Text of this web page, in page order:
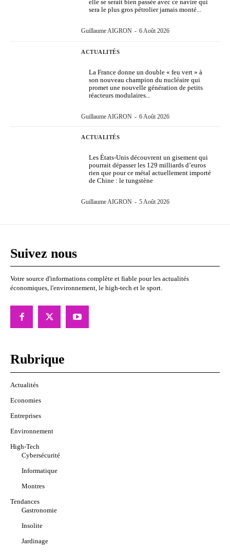
elle se serait bien passée avec ce navire qui
sera le plus gros pétrolier jamais monté...
Guillaume AIGRON - 6 Août 2026
ACTUALITÉS
La France donne un double « feu vert » à
son nouveau champion du nucléaire qui
promet une nouvelle génération de petits
réacteurs modulaires...
Guillaume AIGRON - 6 Août 2026
ACTUALITÉS
Les États-Unis découvrent un gisement qui
pourrait dépasser les 129 milliards d’euros
rien que pour ce métal actuellement importé
de Chine : le tungstène
Guillaume AIGRON - 5 Août 2026
Suivez nous
Votre source d'informations complète et fiable pour les actualités
économiques, l'environnement, le high-tech et le sport.
Rubrique
Actualités
Economies
Entreprises
Environnement
High-Tech
Cybersécurité
Informatique
Montres
Tendances
Gastronomie
Insolite
Jardinage